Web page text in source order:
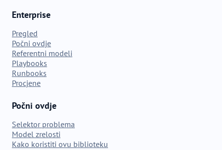
Enterprise
Pregled
Počni ovdje
Referentni modeli
Playbooks
Runbooks
Procjene
Počni ovdje
Selektor problema
Model zrelosti
Kako koristiti ovu biblioteku